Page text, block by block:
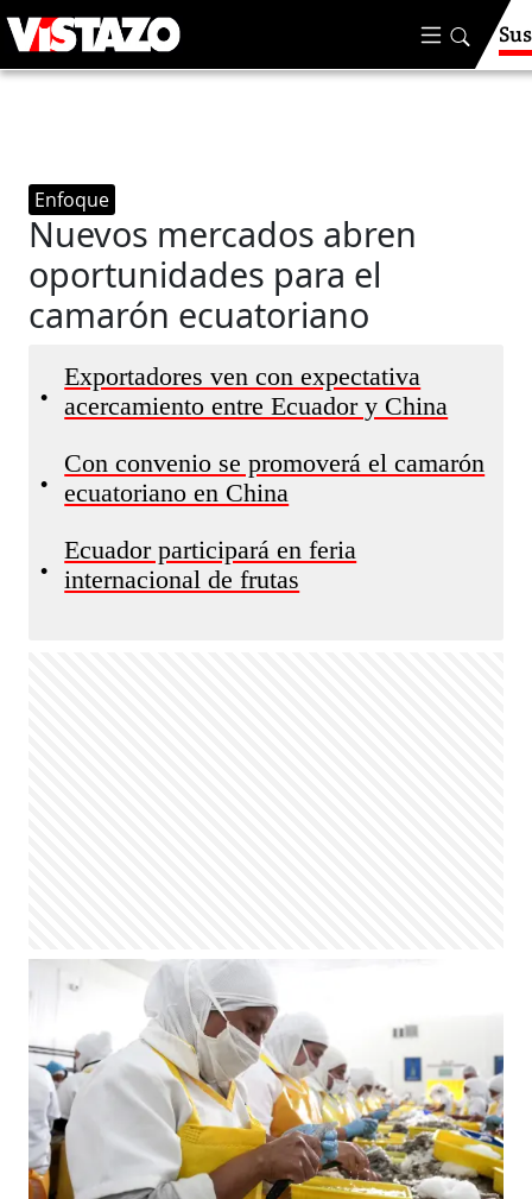
Enfoque
Nuevos mercados abren
oportunidades para el
camarón ecuatoriano
•
Exportadores ven con expectativa
acercamiento entre Ecuador y China
•
Con convenio se promoverá el camarón
ecuatoriano en China
•
Ecuador participará en feria
internacional de frutas